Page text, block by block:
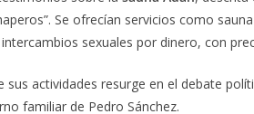
Se ofrecían servicios como
sexuales por dinero, con
sus actividades resurge en el debate
familiar de Pedro Sánchez.